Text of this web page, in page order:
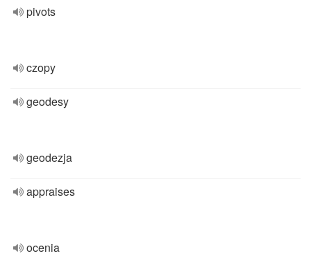
pivots
czopy
geodesy
geodezja
appraises
ocenia